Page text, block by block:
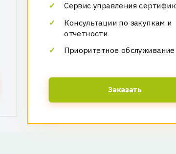
Сервис управления
Консультации по закупкам и
отчетности
Приоритетное обслуживание
Заказать